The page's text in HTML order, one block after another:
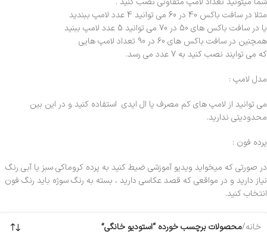
مثلا در سافت باکس 40 در 60 می توانید 4 عدد لامپ ببندید
یا در سافت باکس های 50 در 70 می توانید 5 عدد لامپ ببنید
همچنین در سافت باکس های 60 در 90 تعداد لامپ هایی
که می توایند نصب کنید به 7 عدد می رسد.
مدل لامپ :
می توانید از لامپ های کم مصرف یا ال ایدی استفاده کنید و در این بین
محدودیتی ندارید.
پرده فون :
در صورتی که میخواید ویدیو آموزشی ضیط کنید به پرده کروماکی سبز یا آبی رنگ
نیاز دارید و در مواقعی که قصد عکاسی دارید ، بسته به رنگ سوژه باید رنگ فون
انتخاب کنید.
خانه/محصولات برچسب خورده “استودیو خانگی”